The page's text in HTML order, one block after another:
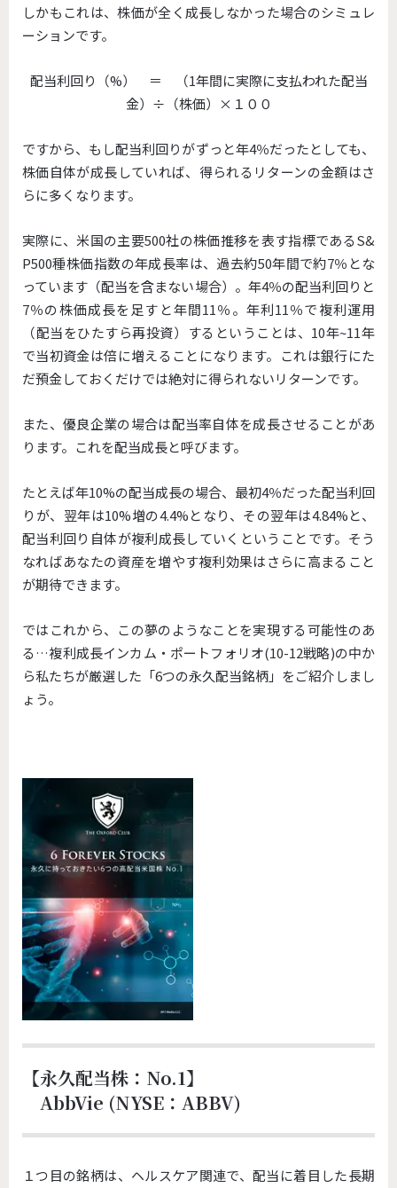
しかもこれは、株価が全く成長しなかった場合のシミュレ
ーションです。
配当利回り（%） ＝ （1年間に実際に支払われた配当
金）÷（株価）×１００
ですから、もし配当利回りがずっと年4％だったとしても、
株価自体が成長していれば、得られるリターンの金額はさ
らに多くなります。
実際に、米国の主要500社の株価推移を表す指標であるS&
P500種株価指数の年成長率は、過去約50年間で約7％とな
っています（配当を含まない場合）。年4％の配当利回りと
7％の株価成長を足すと年間11％。年利11％で複利運用
（配当をひたすら再投資）するということは、10年~11年
で当初資金は倍に増えることになります。これは銀行にた
だ預金しておくだけでは絶対に得られないリターンです。
また、優良企業の場合は配当率自体を成長させることがあ
ります。これを配当成長と呼びます。
たとえば年10%の配当成長の場合、最初4％だった配当利回
りが、翌年は10%増の4.4%となり、その翌年は4.84%と、
配当利回り自体が複利成長していくということです。そう
なればあなたの資産を増やす複利効果はさらに高まること
が期待できます。
ではこれから、この夢のようなことを実現する可能性のあ
る…複利成長インカム・ポートフォリオ(10-12戦略)の中か
ら私たちが厳選した「6つの永久配当銘柄」をご紹介しまし
ょう。
【永久配当株：No.1】
AbbVie (NYSE：ABBV)
１つ目の銘柄は、ヘルスケア関連で、配当に着目した長期